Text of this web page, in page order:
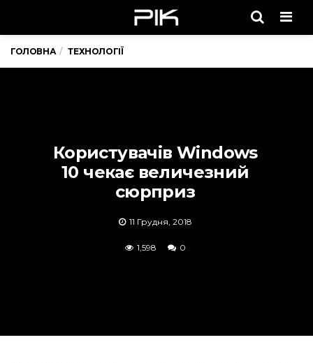
ГОЛОВНА ТЕХНОЛОГІЇ
Користувачів Windows
10 чекає величезний
сюрприз
11 Грудня, 2018
1,598 0